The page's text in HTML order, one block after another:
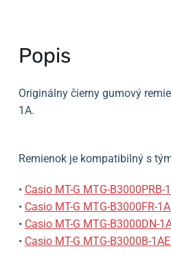
Popis
Originálny čierny gumový
1A.
Remienok je kompatibilný s
• Casio MT-G MTG-
• Casio MT-G MTG-B3000FR-
• Casio MT-G MTG-B3000DN-
• Casio MT-G MTG-B3000B-